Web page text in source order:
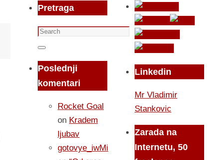
Pretraga
Search
for:
Search
Poslednji
komentari
Rocket Goal
on Kradem
ljubav
gotovye_iwMi
Linkedin
Mr Vladimir
Stankovic
Zarada na
Internetu, 50